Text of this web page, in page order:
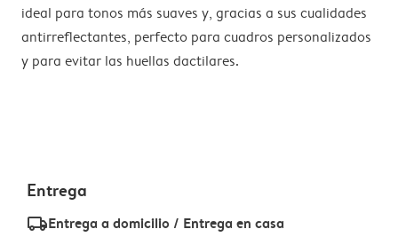
ideal para tonos más suaves y, gracias a sus cualidades
antirreflectantes, perfecto para cuadros personalizados
y para evitar las huellas dactilares.
Entrega
delivery_standard_v2Entrega a domicilio / Entrega en casa